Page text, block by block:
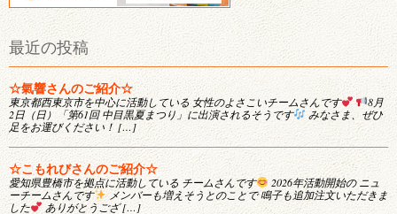
最近の投稿
☆氣響さんのご紹介☆
東京都西東京市を中心に活動している 女性のよさこいチームさんです
8月
2日（日）「第61回 中目黒夏まつり」に出演されるそうです
みなさま、ぜひ
足をお運びください！ […]
☆こもれびさんのご紹介☆
愛知県豊橋市を拠点に活動している チームさんです
2026年活動開始の ニュ
ーチームさんです
メンバーも増えそうとのことで 鳴子も追加注文いただきま
した
ありがとうござ […]